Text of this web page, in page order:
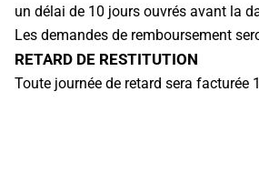
un délai de 10 jours ouvrés avant la
Les demandes de remboursement
RETARD DE RESTITUTION
Toute journée de retard sera